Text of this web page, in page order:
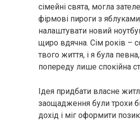
сімейні свята, могла
фірмові пироги з
налаштувати новий
щиро вдячна. Сім років –
твого життя, і я була
попереду лише спокійна
Ідея придбати власне
заощадження були трохи
дохід і міг оформити